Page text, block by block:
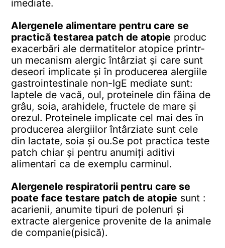
imediate.
Alergenele alimentare pentru care se
practică testarea patch de atopie produc
exacerbări ale dermatitelor atopice printr-
un mecanism alergic întârziat și care sunt
deseori implicate și în producerea alergiile
gastrointestinale non-IgE mediate sunt:
laptele de vacă, oul, proteinele din făina de
grâu, soia, arahidele, fructele de mare și
orezul. Proteinele implicate cel mai des în
producerea alergiilor întârziate sunt cele
din lactate, soia și ou.Se pot practica teste
patch chiar și pentru anumiți aditivi
alimentari ca de exemplu carminul.
Alergenele respiratorii pentru care se
poate face testare patch de atopie sunt :
acarienii, anumite tipuri de polenuri și
extracte alergenice provenite de la animale
de companie(pisică).